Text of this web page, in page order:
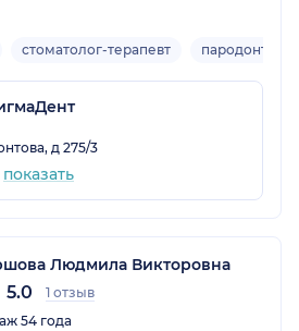
стоматолог-терапевт пародонтолог
д 275/3
показать
Людмила Викторовна
5.0
1 отзыв
54 года